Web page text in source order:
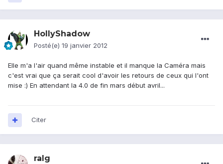
HollyShadow
Posté(e) 19 janvier 2012
Elle m'a l'air quand même instable et il manque la Caméra mais
c'est vrai que ça serait cool d'avoir les retours de ceux qui l'ont
mise :) En attendant la 4.0 de fin mars début avril...
Citer
ralg